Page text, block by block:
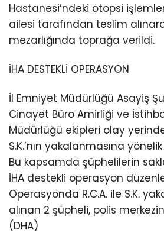
Hastanesi’ndeki otopsi
ailesi tarafından teslim
mezarlığında toprağa verildi.
İHA DESTEKLİ OPERASYON
İl Emniyet Müdürlüğü Asayiş
Cinayet Büro Amirliği ve
Müdürlüğü ekipleri olay
S.K.’nın yakalanmasına
Bu kapsamda şüphelilerin
İHA destekli operasyon
Operasyonda R.C.A. ile S.K.
alınan 2 şüpheli, polis
(DHA)